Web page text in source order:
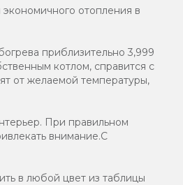
отопления в
приблизительно 3,999
котлом, справится с
от желаемой температуры,
При правильном
внимание.С
в любой цвет из таблицы